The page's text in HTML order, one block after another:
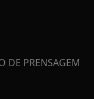
DE PRENSAGEM